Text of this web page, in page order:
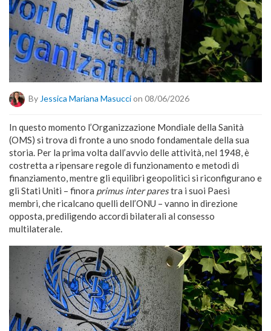
By Jessica Mariana Masuccion 08/06/2026
In questo momento l’Organizzazione Mondiale della Sanità
(OMS) si trova di fronte a uno snodo fondamentale della sua
storia. Per la prima volta dall’avvio delle attività, nel 1948, è
costretta a ripensare regole di funzionamento e metodi di
finanziamento, mentre gli equilibri geopolitici si riconfigurano e
gli Stati Uniti – finora primus inter parestra i suoi Paesi
membri, che ricalcano quelli dell’ONU – vanno in direzione
opposta, prediligendo accordi bilaterali al consesso
multilaterale.